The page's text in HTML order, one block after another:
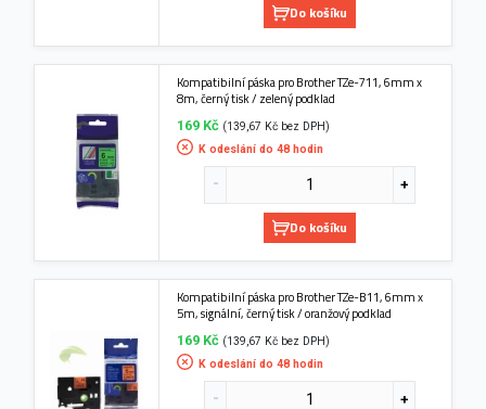
Do košíku
Kompatibilní páska pro Brother TZe-711, 6mm x
8m, černý tisk / zelený podklad
169 Kč (139,67 Kč bez DPH)
K odeslání do 48 hodin
Do košíku
Kompatibilní páska pro Brother TZe-B11, 6mm x
5m, signální, černý tisk / oranžový podklad
169 Kč (139,67 Kč bez DPH)
K odeslání do 48 hodin